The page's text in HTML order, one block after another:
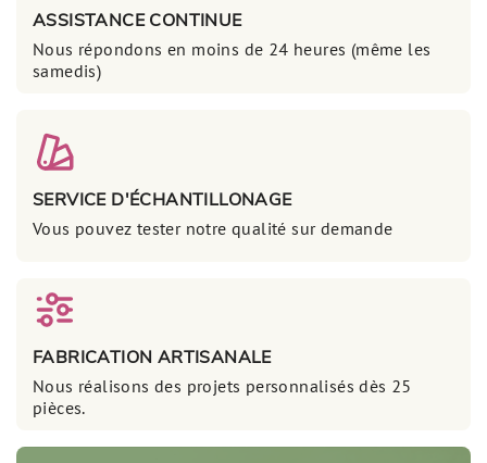
ASSISTANCE CONTINUE
Nous répondons en moins de 24 heures (même les
samedis)
SERVICE D'ÉCHANTILLONAGE
Vous pouvez tester notre qualité sur demande
FABRICATION ARTISANALE
Nous réalisons des projets personnalisés dès 25
pièces.